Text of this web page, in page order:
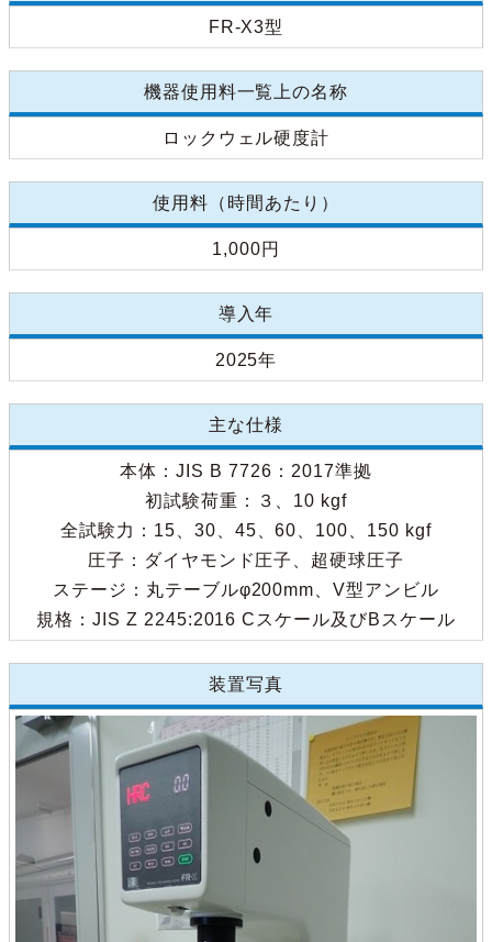
FR-X3型
機器使用料一覧上の名称
ロックウェル硬度計
使用料（時間あたり）
1,000円
導入年
2025年
主な仕様
本体：JIS B 7726：2017準拠
初試験荷重：３、10 kgf
全試験力：15、30、45、60、100、150 kgf
圧子：ダイヤモンド圧子、超硬球圧子
ステージ：丸テーブルφ200mm、V型アンビル
規格：JIS Z 2245:2016 Cスケール及びBスケール
装置写真